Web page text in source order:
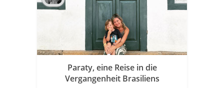
Paraty, eine Reise in die
Vergangenheit Brasiliens